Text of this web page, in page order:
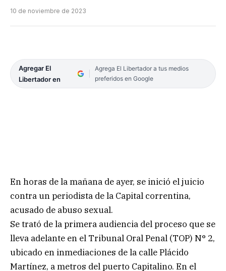
10 de noviembre de 2023
Agregar El
Libertador en
Agrega El Libertador a tus medios
preferidos en Google
En horas de la mañana de ayer, se inició el juicio
contra un periodista de la Capital correntina,
acusado de abuso sexual.
Se trató de la primera audiencia del proceso que se
lleva adelante en el Tribunal Oral Penal (TOP) N° 2,
ubicado en inmediaciones de la calle Plácido
Martínez, a metros del puerto Capitalino. En el